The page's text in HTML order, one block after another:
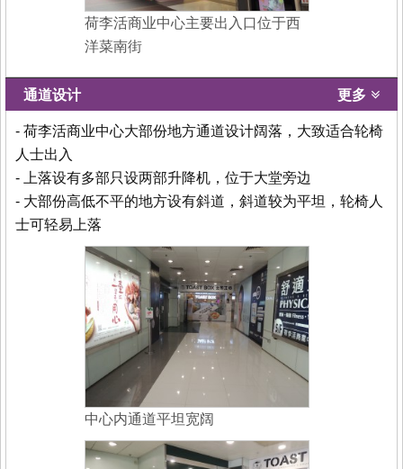
荷李活商业中心主要出入口位于西
洋菜南街
通道设计 更多
- 荷李活商业中心大部份地方通道设计阔落，大致适合轮椅
人士出入
- 上落设有多部只设两部升降机，位于大堂旁边
- 大部份高低不平的地方设有斜道，斜道较为平坦，轮椅人
士可轻易上落
中心内通道平坦宽阔